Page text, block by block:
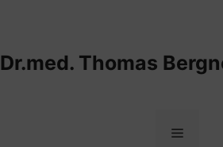
Dr.med. Thomas
Menü